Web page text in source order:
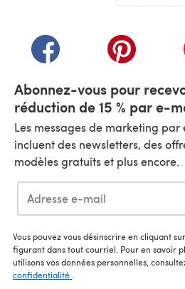
(s'ouvre dans un nouvel
(s'ouvre
Abonnez-vous pour
réduction de 15 % par e-
Les messages de marketing
incluent des newsletters, des
modèles gratuits et plus encore.
Vous pouvez vous désinscrire en cliquant
figurant dans tout courriel. Pour en savoir
utilisons vos données personnelles,
confidentialité